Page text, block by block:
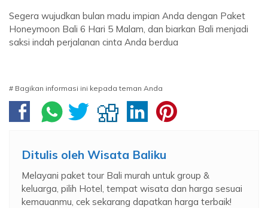
Segera wujudkan bulan madu impian Anda dengan Paket
Honeymoon Bali 6 Hari 5 Malam, dan biarkan Bali menjadi
saksi indah perjalanan cinta Anda berdua
# Bagikan informasi ini kepada teman Anda
Ditulis oleh Wisata Baliku
Melayani paket tour Bali murah untuk group &
keluarga, pilih Hotel, tempat wisata dan harga sesuai
kemauanmu, cek sekarang dapatkan harga terbaik!